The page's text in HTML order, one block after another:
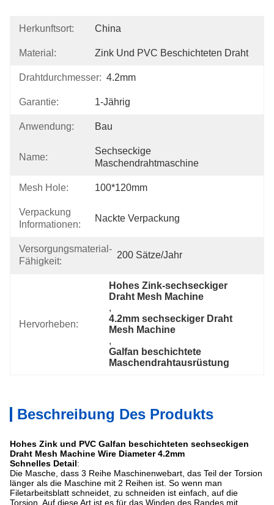
Herkunftsort: China
Material: Zink Und PVC Beschichteten Draht
Drahtdurchmesser: 4.2mm
Garantie: 1-Jährig
Anwendung: Bau
Name:
Sechseckige
Maschendrahtmaschine
Mesh Hole: 100*120mm
Verpackung
Informationen:
Nackte Verpackung
Versorgungsmaterial-
Fähigkeit:
200 Sätze/Jahr
Hervorheben:
Hohes Zink-sechseckiger
Draht Mesh Machine
,
4.2mm sechseckiger Draht
Mesh Machine
,
Galfan beschichtete
Maschendrahtausrüstung
Beschreibung Des Produkts
Hohes Zink und PVC Galfan beschichteten sechseckigen
Draht Mesh Machine Wire Diameter 4.2mm
Schnelles Detail:
Die Masche, dass 3 Reihe Maschinenwebart, das Teil der Torsion
länger als die Maschine mit 2 Reihen ist. So wenn man
Filetarbeitsblatt schneidet, zu schneiden ist einfach, auf die
Torsion. Auf diese Art ist es für das Winden des Randes mit